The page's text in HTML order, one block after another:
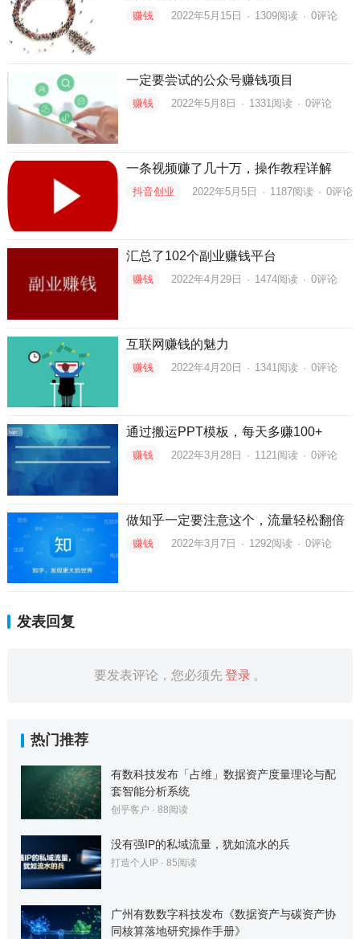
赚钱 2022年5月15日 · 1309阅读 · 0评论
一定要尝试的公众号赚钱项目
赚钱 2022年5月8日 · 1331阅读 · 0评论
一条视频赚了几十万，操作教程详解
抖音创业 2022年5月5日 · 1187阅读 · 0评论
汇总了102个副业赚钱平台
赚钱 2022年4月29日 · 1474阅读 · 0评论
互联网赚钱的魅力
赚钱 2022年4月20日 · 1341 阅读 · 0评论
通过搬运PPT模板，每天多赚100+
赚钱 2022年3月28日 · 1121阅读 · 0评论
做知乎一定要注意这个，流量轻松翻倍
赚钱 2022年3月7日 · 1292阅读 · 0评论
发表回复
要发表评论，您必须先登录 。
热门推荐
有数科技发布「占维」数据资产度量理论与配
套智能分析系统
创乎客户 · 88阅读
没有强IP的私域流量，犹如流水的兵
打造个人IP· 85阅读
广州有数数字科技发布《数据资产与碳资产协
同核算落地研究操作手册》